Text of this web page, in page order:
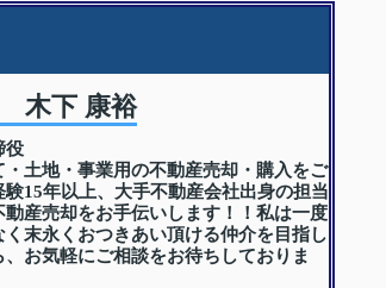
木下 康裕
役
土地・事業用の不動産売却・購入をご
15年以上、大手不動産会社出身の担当
産売却をお手伝いします！！私は一度
末永くおつきあい頂ける仲介を目指し
お気軽にご相談をお待ちしておりま